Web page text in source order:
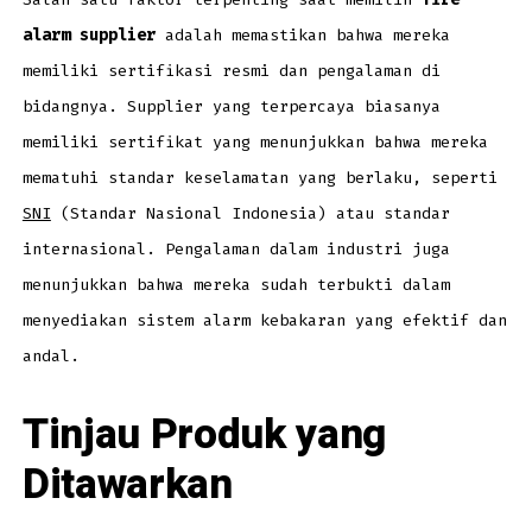
alarm supplieradalah memastikan bahwa mereka
memiliki sertifikasi resmi dan pengalaman di
bidangnya. Supplier yang terpercaya biasanya
memiliki sertifikat yang menunjukkan bahwa mereka
mematuhi standar keselamatan yang berlaku, seperti
SNI (Standar Nasional Indonesia) atau standar
internasional. Pengalaman dalam industri juga
menunjukkan bahwa mereka sudah terbukti dalam
menyediakan sistem alarm kebakaran yang efektif dan
andal.
Tinjau Produk yang
Ditawarkan